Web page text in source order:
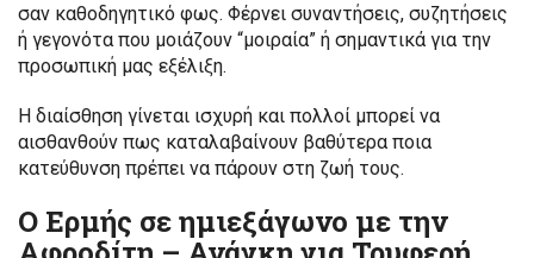
σαν καθοδηγητικό φως. Φέρνει συναντήσεις, συζητήσεις
ή γεγονότα που μοιάζουν “μοιραία” ή σημαντικά για την
προσωπική μας εξέλιξη.
Η διαίσθηση γίνεται ισχυρή και πολλοί μπορεί να
αισθανθούν πως καταλαβαίνουν βαθύτερα ποια
κατεύθυνση πρέπει να πάρουν στη ζωή τους.
Ο Ερμής σε ημιεξάγωνο με την